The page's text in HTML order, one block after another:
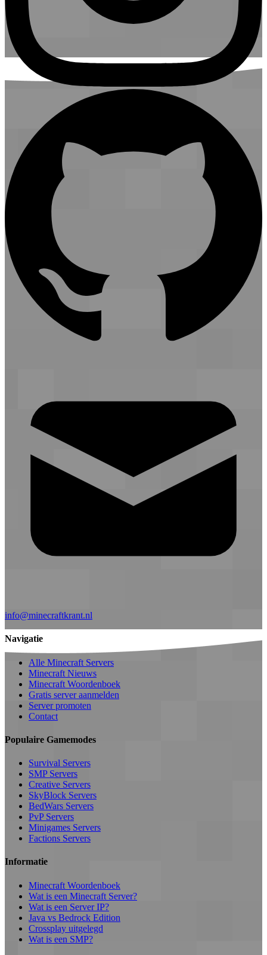
info@minecraftkrant.nl
Navigatie
Alle Minecraft Servers
Minecraft Nieuws
Minecraft Woordenboek
Gratis server aanmelden
Server promoten
Contact
Populaire Gamemodes
Survival Servers
SMP Servers
Creative Servers
SkyBlock Servers
BedWars Servers
PvP Servers
Minigames Servers
Factions Servers
Informatie
Minecraft Woordenboek
Wat is een Minecraft Server?
Wat is een Server IP?
Java vs Bedrock Edition
Crossplay uitgelegd
Wat is een SMP?